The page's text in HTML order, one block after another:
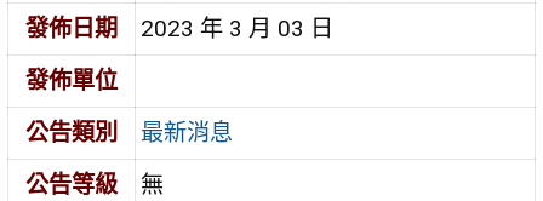
發佈日期
2023 年 3 月 03 日
發佈單位
公告類別
最新消息
公告等級
無